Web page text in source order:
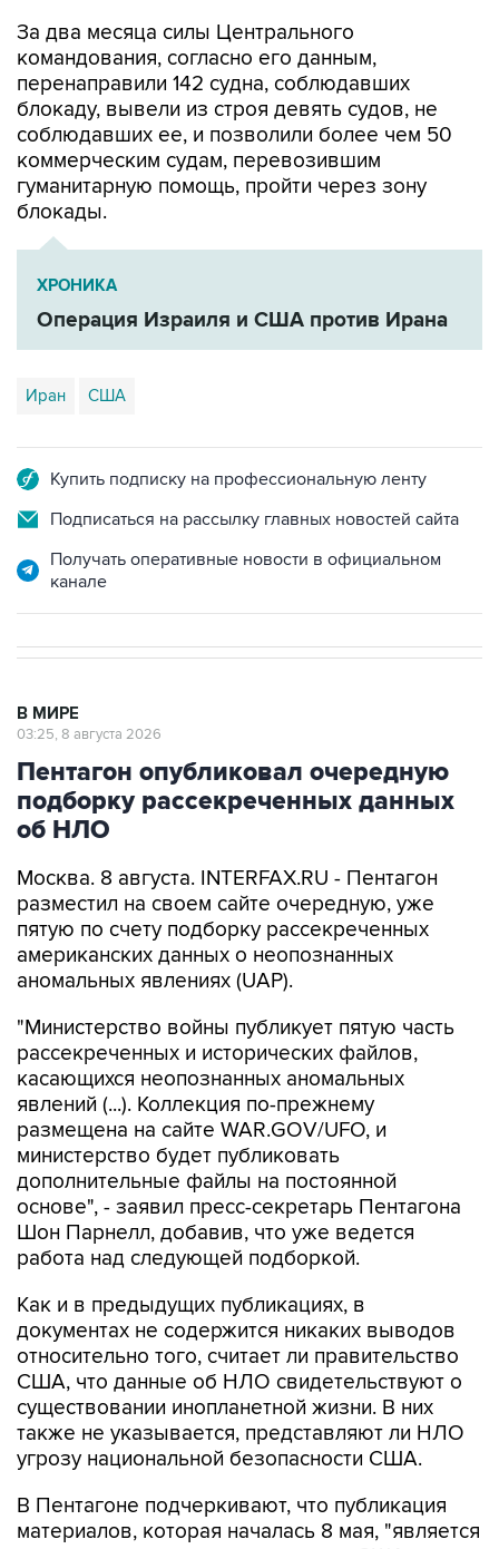
За два месяца силы Центрального
командования, согласно его данным,
перенаправили 142 судна, соблюдавших
блокаду, вывели из строя девять судов, не
соблюдавших ее, и позволили более чем 50
коммерческим судам, перевозившим
гуманитарную помощь, пройти через зону
блокады.
ХРОНИКА
Операция Израиля и США против Ирана
Иран США
Купить подписку на профессиональную ленту
Подписаться на рассылку главных новостей сайта
Получать оперативные новости в официальном
канале
В МИРЕ
03:25, 8 августа 2026
Пентагон опубликовал очередную
подборку рассекреченных данных
об НЛО
Москва. 8 августа. INTERFAX.RU - Пентагон
разместил на своем сайте очередную, уже
пятую по счету подборку рассекреченных
американских данных о неопознанных
аномальных явлениях (UAP).
"Министерство войны публикует пятую часть
рассекреченных и исторических файлов,
касающихся неопознанных аномальных
явлений (...). Коллекция по-прежнему
размещена на сайте WAR.GOV/UFO, и
министерство будет публиковать
дополнительные файлы на постоянной
основе", - заявил пресс-секретарь Пентагона
Шон Парнелл, добавив, что уже ведется
работа над следующей подборкой.
Как и в предыдущих публикациях, в
документах не содержится никаких выводов
относительно того, считает ли правительство
США, что данные об НЛО свидетельствуют о
существовании инопланетной жизни. В них
также не указывается, представляют ли НЛО
угрозу национальной безопасности США.
В Пентагоне подчеркивают, что публикация
материалов, которая началась 8 мая, "является